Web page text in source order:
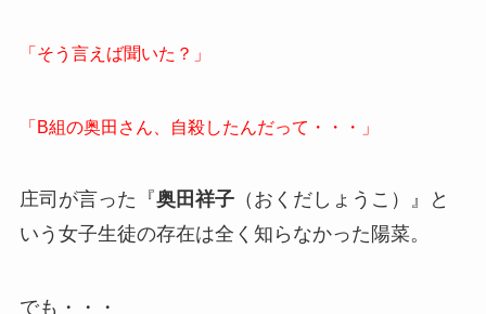
「そう言えば聞いた？」
「B組の奥田さん、自殺したんだって・・・」
庄司が言った『奥田祥子（おくだしょうこ）』と
いう女子生徒の存在は全く知らなかった陽菜。
でも・・・